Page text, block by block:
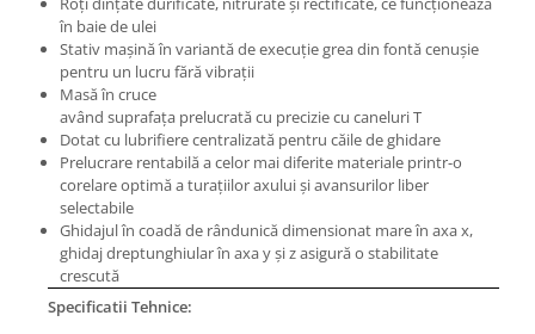
Fălcile pentru 3-bacuri DK11
Fălcile pentru 4-bacuri DK12
Mandrine independente
Mandrină cu 3 fălci din fontă
Mandrină cu 3 fălci din otel
Mandrină cu 4 fălci din fontă
Mandrină cu 4 fălci din otel
Seturi de unelte pentru strungarie
Standuri pentru strunguri
Instrumente de prindere
în baie de ulei
Stativ maşină în variantă de execuţie grea din fontă cenuşie
pentru un lucru fără vibraţii
Masă în cruce
având suprafaţa prelucrată cu precizie cu caneluri T
Dotat cu lubrifiere centralizată pentru căile de ghidare
Prelucrare rentabilă a celor mai diferite materiale printr-o
corelare optimă a turaţiilor axului şi avansurilor liber
selectabile
Ghidajul în coadă de rândunică dimensionat mare în axa x,
ghidaj dreptunghiular în axa y şi z asigură o stabilitate
crescută
Specificatii Tehnice: